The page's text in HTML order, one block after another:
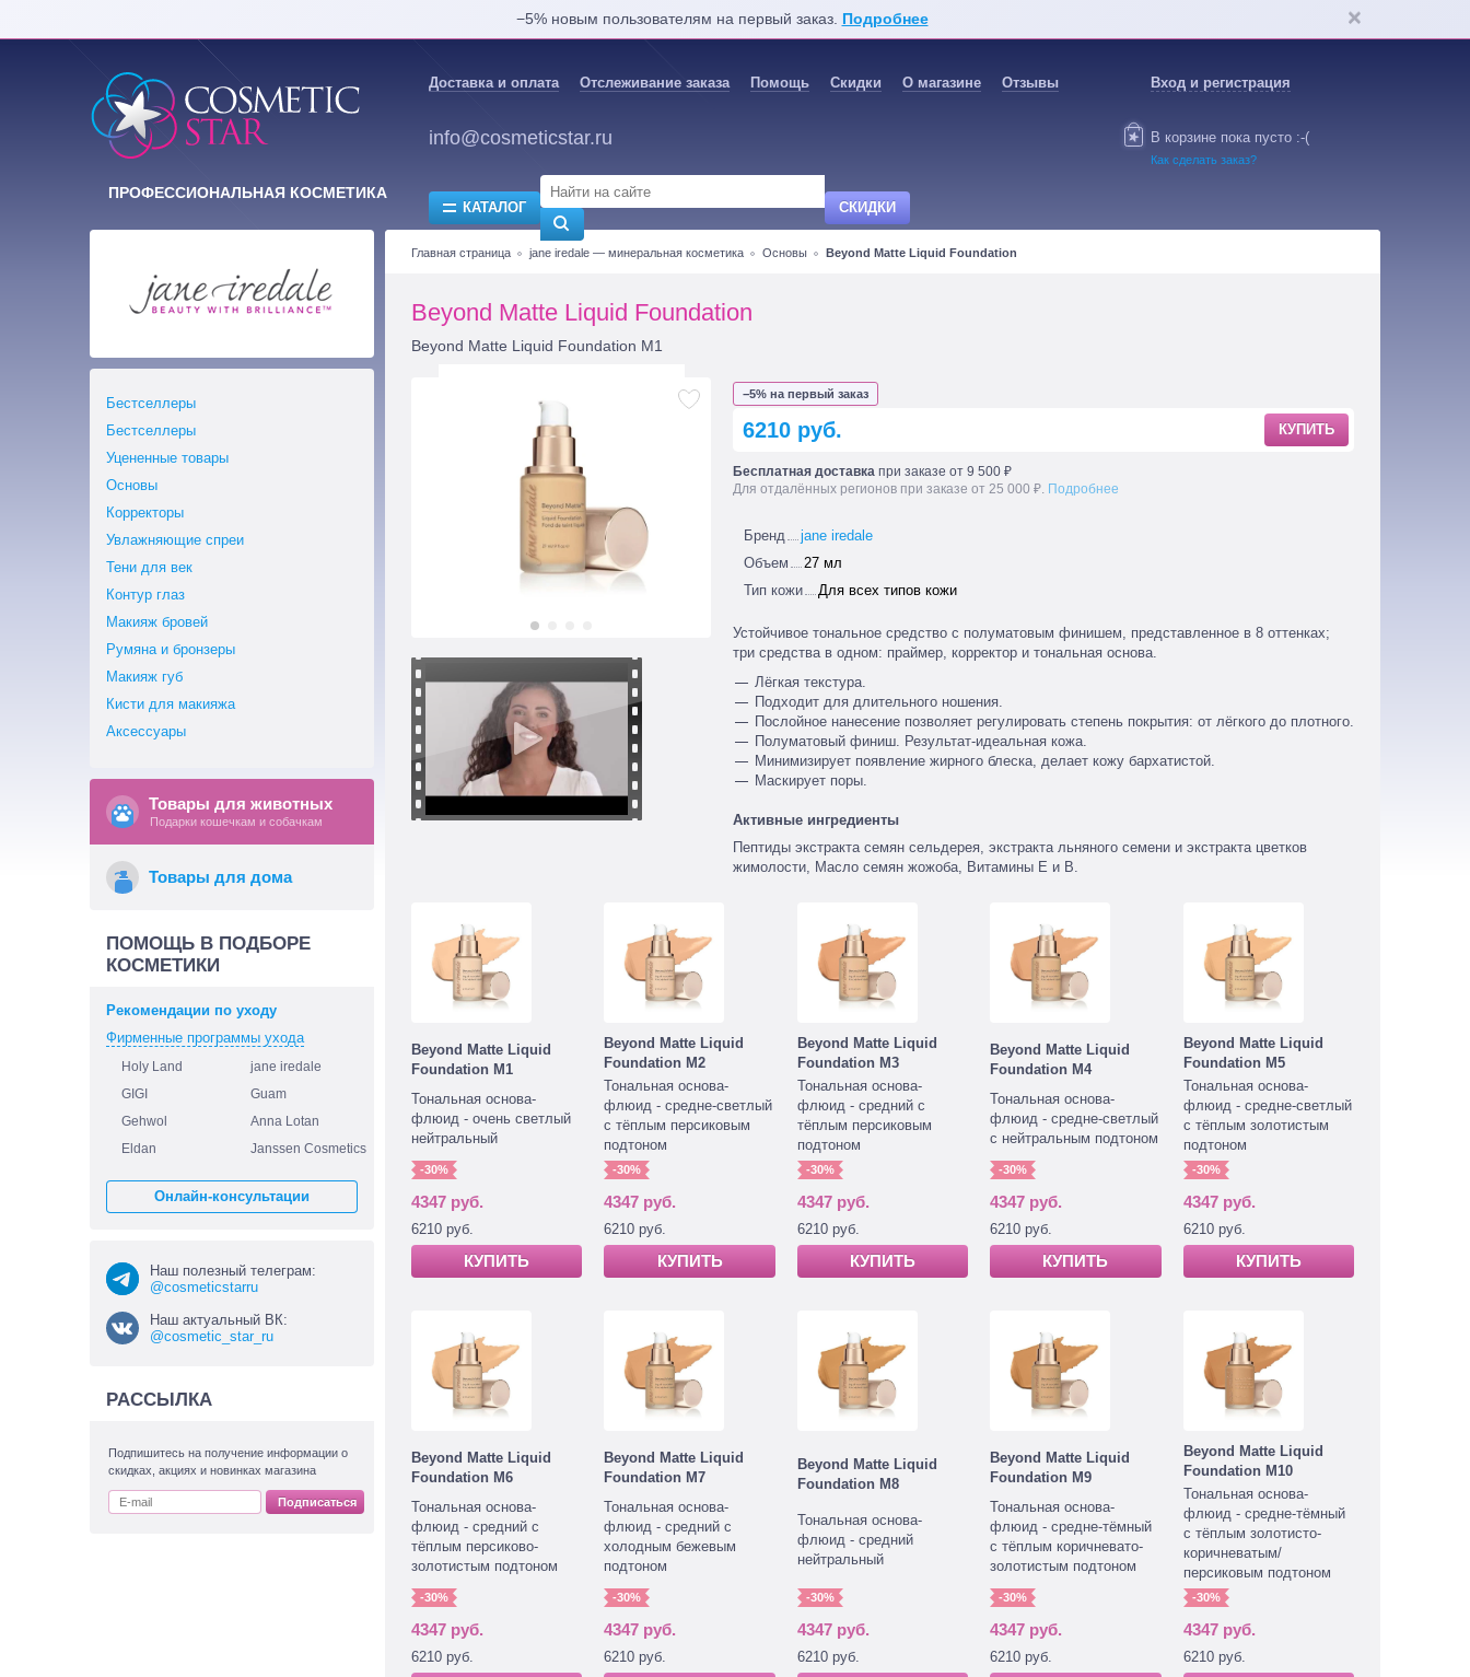
−5% новым пользователям на первый заказ. Подробнее
ПРОФЕССИОНАЛЬНАЯ КОСМЕТИКА
Доставка и оплата Отслеживание заказа Помощь Скидки О магазине Отзывы Вход и регистрация
info@cosmeticstar.ru
КАТАЛОГ СКИДКИ
В корзине пока пусто :-(
Как сделать заказ?
Главная страница jane iredale — минеральная косметика Основы Beyond Matte Liquid Foundation
Beyond Matte Liquid Foundation
Beyond Matte Liquid Foundation M1
−5% на первый заказ
6210 руб. КУПИТЬ
Бесплатная доставка при заказе от 9 500 ₽
Для отдалённых регионов при заказе от 25 000 ₽. Подробнее
Бренд
jane iredale
Объем
27 мл
Тип кожи
Для всех типов кожи
Устойчивое тональное средство с полуматовым финишем, представленное в 8 оттенках;
три средства в одном: праймер, корректор и тональная основа.
Лёгкая текстура.
Подходит для длительного ношения.
Послойное нанесение позволяет регулировать степень покрытия: от лёгкого до плотного.
Полуматовый финиш. Результат-идеальная кожа.
Минимизирует появление жирного блеска, делает кожу бархатистой.
Маскирует поры.
Активные ингредиенты
Пептиды экстракта семян сельдерея, экстракта льняного семени и экстракта цветков
жимолости, Масло семян жожоба, Витамины Е и В.
Beyond Matte Liquid
Foundation M1
Тональная основа-
флюид - очень светлый
нейтральный
-30%
4347 руб.
6210 руб.
КУПИТЬ
Beyond Matte Liquid
Foundation M2
Тональная основа-
флюид - средне-светлый
с тёплым персиковым
подтоном
-30%
4347 руб.
6210 руб.
КУПИТЬ
Beyond Matte Liquid
Foundation M3
Тональная основа-
флюид - средний с
тёплым персиковым
подтоном
-30%
4347 руб.
6210 руб.
КУПИТЬ
Beyond Matte Liquid
Foundation M4
Тональная основа-
флюид - средне-светлый
с нейтральным подтоном
-30%
4347 руб.
6210 руб.
КУПИТЬ
Beyond Matte Liquid
Foundation M5
Тональная основа-
флюид - средне-светлый
с тёплым золотистым
подтоном
-30%
4347 руб.
6210 руб.
КУПИТЬ
Beyond Matte Liquid
Foundation M6
Тональная основа-
флюид - средний с
тёплым персиково-
золотистым подтоном
-30%
4347 руб.
6210 руб.
Beyond Matte Liquid
Foundation M7
Тональная основа-
флюид - средний с
холодным бежевым
подтоном
-30%
4347 руб.
6210 руб.
Beyond Matte Liquid
Foundation M8
Тональная основа-
флюид - средний
нейтральный
-30%
4347 руб.
6210 руб.
Beyond Matte Liquid
Foundation M9
Тональная основа-
флюид - средне-тёмный
с тёплым коричневато-
золотистым подтоном
-30%
4347 руб.
6210 руб.
Beyond Matte Liquid
Foundation M10
Тональная основа-
флюид - средне-тёмный
с тёплым золотисто-
коричневатым/
персиковым подтоном
-30%
4347 руб.
6210 руб.
Бестселлеры
Бестселлеры
Уцененные товары
Основы
Корректоры
Увлажняющие спреи
Тени для век
Контур глаз
Макияж бровей
Румяна и бронзеры
Макияж губ
Кисти для макияжа
Аксессуары
Товары для животных
Подарки кошечкам и собачкам
Товары для дома
ПОМОЩЬ В ПОДБОРЕ
КОСМЕТИКИ
Рекомендации по уходу
Фирменные программы ухода
Holy Land
jane iredale
GIGI
Guam
Gehwol
Anna Lotan
Eldan
Janssen Cosmetics
Онлайн-консультации
Наш полезный телеграм:
@cosmeticstarru
Наш актуальный ВК:
@cosmetic_star_ru
РАССЫЛКА
Подпишитесь на получение информации о
скидках, акциях и новинках магазина
Подписаться